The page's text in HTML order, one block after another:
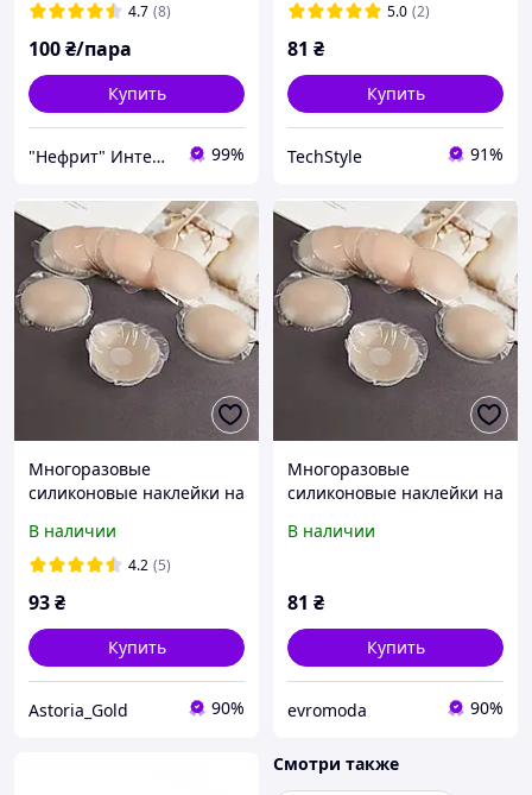
4.7 (8)
100₴/пара
Купить
"Нефрит" Интернет-магазин 99%
5.0 (2)
81 ₴
Купить
TechStyle 91%
Многоразовые
силиконовые наклейки на
В наличии
4.2 (5)
93₴
Купить
Astoria_Gold 90%
Многоразовые
силиконовые наклейки на
В наличии
81 ₴
Купить
evromoda 90%
Смотри также